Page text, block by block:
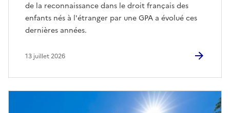
de la reconnaissance dans le droit français des
enfants nés à l'étranger par une GPA a évolué ces
dernières années.
13 juillet 2026